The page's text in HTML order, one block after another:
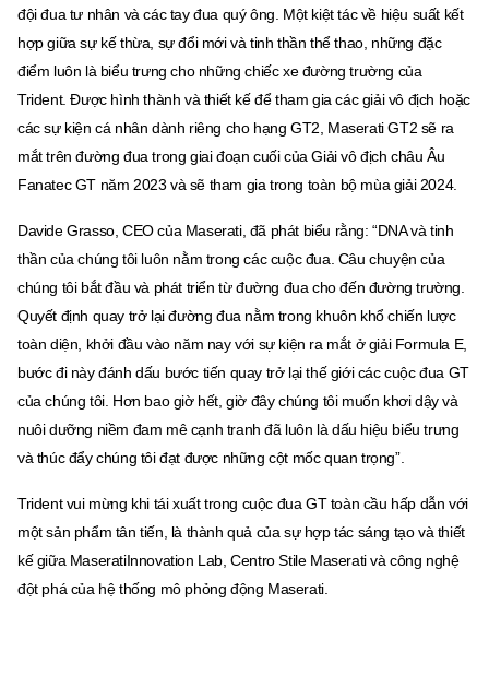
đội đua tư nhân và các tay đua quý ông. Một kiệt tác về hiệu suất kết
hợp giữa sự kế thừa, sự đổi mới và tinh thần thể thao, những đặc
điểm luôn là biểu trưng cho những chiếc xe đường trường của
Trident. Được hình thành và thiết kế để tham gia các giải vô địch hoặc
các sự kiện cá nhân dành riêng cho hạng GT2, Maserati GT2 sẽ ra
mắt trên đường đua trong giai đoạn cuối của Giải vô địch châu Âu
Fanatec GT năm 2023 và sẽ tham gia trong toàn bộ mùa giải 2024.
Davide Grasso, CEO của Maserati, đã phát biểu rằng: “DNA và tinh
thần của chúng tôi luôn nằm trong các cuộc đua. Câu chuyện của
chúng tôi bắt đầu và phát triển từ đường đua cho đến đường trường.
Quyết định quay trở lại đường đua nằm trong khuôn khổ chiến lược
toàn diện, khởi đầu vào năm nay với sự kiện ra mắt ở giải Formula E,
bước đi này đánh dấu bước tiến quay trở lại thế giới các cuộc đua GT
của chúng tôi. Hơn bao giờ hết, giờ đây chúng tôi muốn khơi dậy và
nuôi dưỡng niềm đam mê cạnh tranh đã luôn là dấu hiệu biểu trưng
và thúc đẩy chúng tôi đạt được những cột mốc quan trọng”.
Trident vui mừng khi tái xuất trong cuộc đua GT toàn cầu hấp dẫn với
một sản phẩm tân tiến, là thành quả của sự hợp tác sáng tạo và thiết
kế giữa MaseratiInnovation Lab, Centro Stile Maserati và công nghệ
đột phá của hệ thống mô phỏng động Maserati.